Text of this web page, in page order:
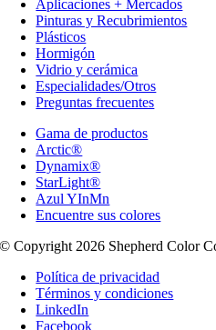
Aplicaciones + Mercados
Pinturas y Recubrimientos
Plásticos
Hormigón
Vidrio y cerámica
Especialidades/Otros
Preguntas frecuentes
Gama de productos
Arctic®
Dynamix®
StarLight®
Azul YInMn
Encuentre sus colores
© Copyright 2026 Shepherd Color
Política de privacidad
Términos y condiciones
LinkedIn
Facebook